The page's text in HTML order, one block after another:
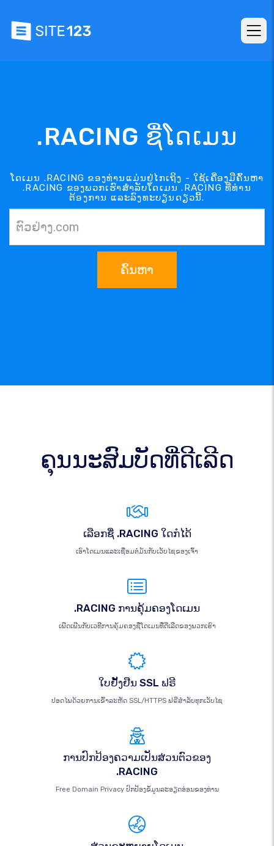
.RACING ຊື່ໂດເມນ
ໂດເມນ .RACING ຂອງທ່ານແມ່ນຢູ່ໄກເຖິງ - ໃຊ້ເຄື່ອງມືຄົ້ນຫາ
.RACING ຂອງພວກເຮົາສຳລັບໂດເມນ .RACING ທີ່ທ່ານ
ຕ້ອງການ ແລະລົງທະບຽນດຽວນີ້.
ຄົ້ນຫາ
ຄຸນນະສົມບັດທີ່ດີເລີດ
ເລືອກຊື່ .RACING ໃດກໍໄດ້
ເອົາໂດເມນແລະເຊື່ອມຕໍ່ມັນກັບເວັບໄຊຂອງເຈົ້າ
.RACING ການຄຸ້ມຄອງໂດເມນ
ເພີດເພີນກັບເວທີການຄຸ້ມຄອງຊື່ໂດເມນທີ່ດີເລີດຂອງພວກເຮົາ
ໃບຢັ້ງຢືນ SSL ຟຣີ
ປອດໄພດ້ວຍການເຂົ້າລະຫັດ SSL/HTTPS ຟຣີສຳລັບທຸກເວັບໄຊ
ການປົກປ້ອງຄວາມເປັນສ່ວນຕົວຂອງ
.RACING
Free Domain Privacy ປົກປ້ອງຂໍ້ມູນລະອຽດອ່ອນຂອງທ່ານ